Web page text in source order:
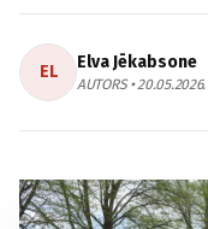
EL Elva Jēkabsone
AUTORS • 20.05.2026.